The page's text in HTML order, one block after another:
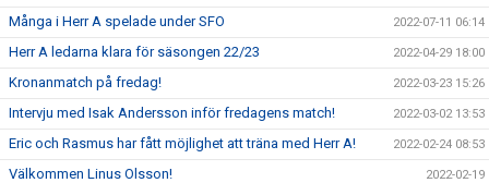
Många i Herr A spelade under SFO 2022-07-11 06:14
Herr A ledarna klara för säsongen 22/23 2022-04-29 18:00
Kronanmatch på fredag! 2022-03-23 15:26
Intervju med Isak Andersson inför fredagens match! 2022-03-02 13:53
Eric och Rasmus har fått möjlighet att träna med Herr A! 2022-02-24 08:53
Välkommen Linus Olsson! 2022-02-19